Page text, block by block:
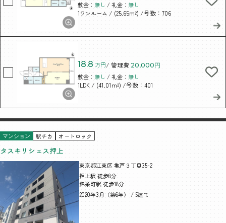
敷金： 無し / 礼金： 無し
1ワンルーム / (25.65m²) /号数：706
18.8 万円/ 管理費 20,000円
敷金： 無し / 礼金： 無し
1LDK / (41.01m²) /号数：401
マンション 駅チカ オートロック
タスキリシェス押上
東京都江東区 亀戸３丁目35-2
押上駅 徒歩8分
錦糸町駅 徒歩18分
2020年3月（築6年） / 5建て